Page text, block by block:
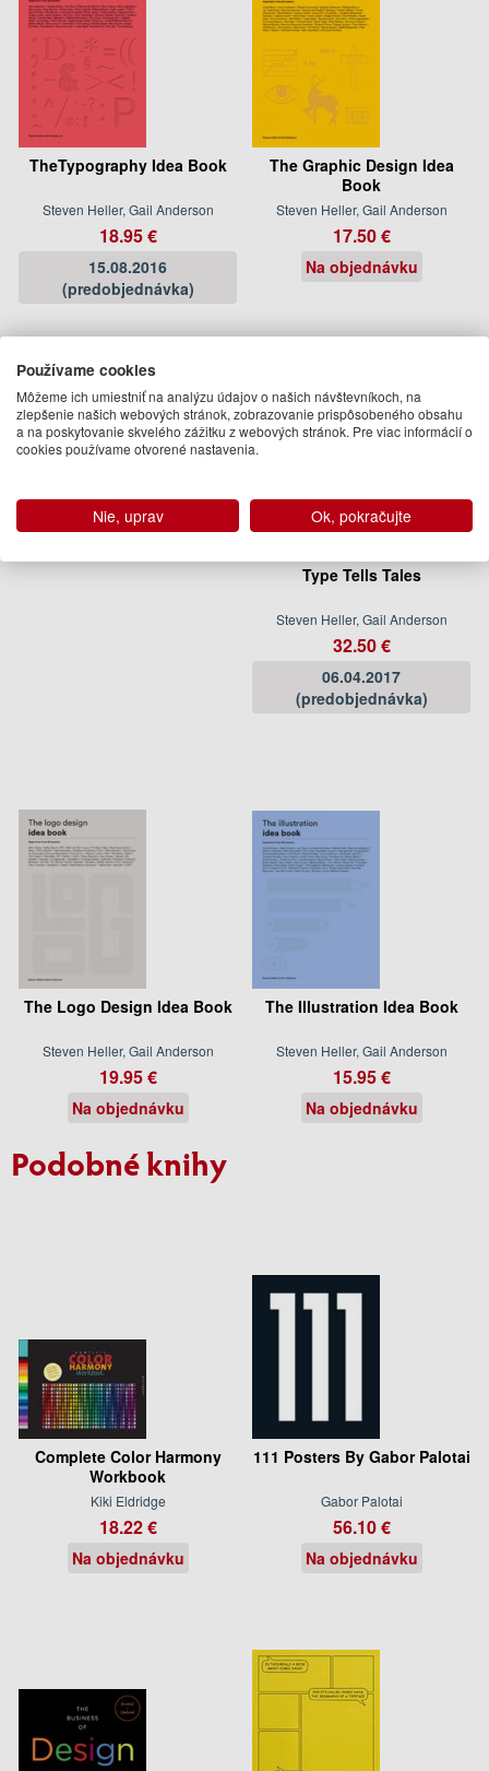
TheTypography Idea Book
Steven Heller, Gail Anderson
18.95 €
15.08.2016
(predobjednávka)
The Graphic Design Idea
Book
Steven Heller, Gail Anderson
17.50 €
Na objednávku
Type Tells Tales
Steven Heller, Gail Anderson
32.50 €
06.04.2017
(predobjednávka)
The Logo Design Idea Book
Steven Heller, Gail Anderson
19.95 €
Na objednávku
The Illustration Idea Book
Steven Heller, Gail Anderson
15.95 €
Na objednávku
Podobné knihy
Complete Color Harmony
Workbook
Kiki Eldridge
18.22 €
Na objednávku
111 Posters By Gabor Palotai
Gabor Palotai
56.10 €
Na objednávku
Používame cookies
Môžeme ich umiestniť na analýzu údajov o našich návštevníkoch, na
zlepšenie našich webových stránok, zobrazovanie prispôsobeného obsahu
a na poskytovanie skvelého zážitku z webových stránok. Pre viac informácií o
cookies používame otvorené nastavenia.
Nie, uprav Ok, pokračujte